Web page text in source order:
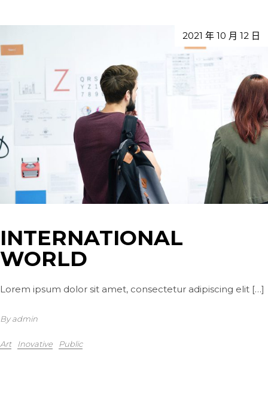
2021 年 10 月 12 日
INTERNATIONAL
WORLD
Lorem ipsum dolor sit amet, consectetur adipiscing elit […]
By admin
Art Inovative Public